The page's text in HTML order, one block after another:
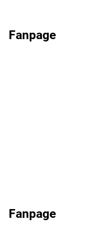
Fanpage
Fanpage